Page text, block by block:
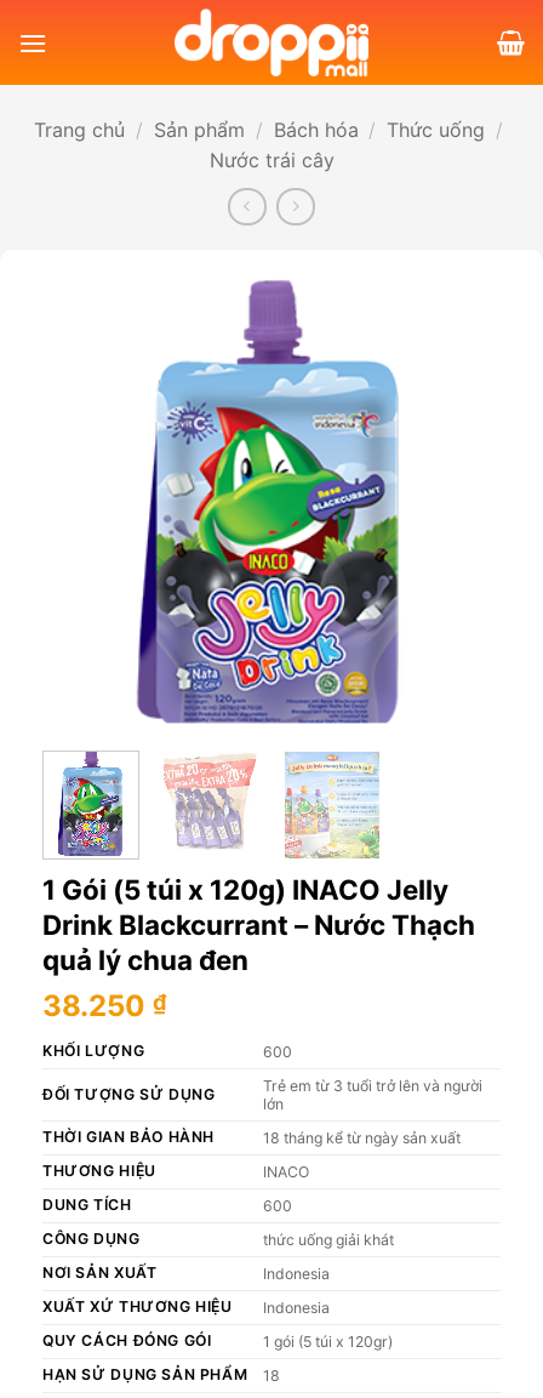
qua
Trang chủ / Sản phẩm / Bách hóa / Thức uống /
Nước trái cây
1 Gói (5 túi x 120g) INACO Jelly
Drink Blackcurrant – Nước Thạch
quả lý chua đen
38.250 ₫
KHỐI LƯỢNG 600
ĐỐI TƯỢNG SỬ DỤNG
Trẻ em từ 3 tuổi trở lên và người
lớn
THỜI GIAN BẢO HÀNH
18 tháng kể từ ngày sản xuất
THƯƠNG HIỆU
INACO
DUNG TÍCH
600
CÔNG DỤNG
thức uống giải khát
NƠI SẢN XUẤT
Indonesia
XUẤT XỨ THƯƠNG HIỆU
Indonesia
QUY CÁCH ĐÓNG GÓI
1 gói (5 túi x 120gr)
HẠN SỬ DỤNG SẢN PHẨM
18